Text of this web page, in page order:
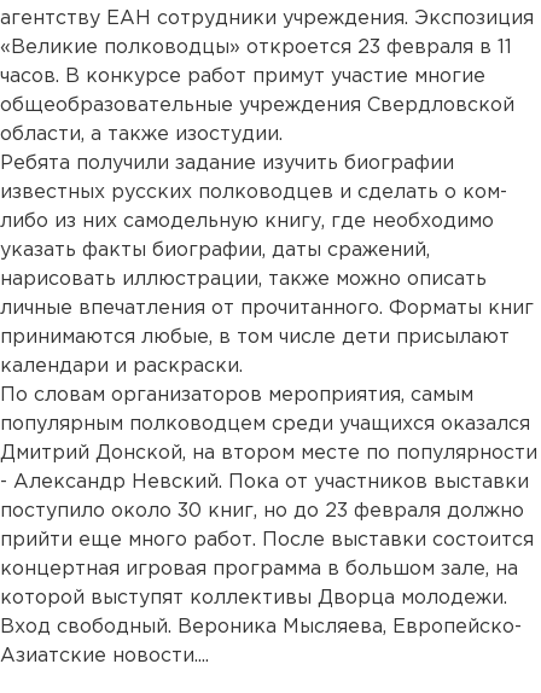
агентству ЕАН сотрудники учреждения. Экспозиция
«Великие полководцы» откроется 23 февраля в 11
часов. В конкурсе работ примут участие многие
общеобразовательные учреждения Свердловской
области, а также изостудии.
Ребята получили задание изучить биографии
известных русских полководцев и сделать о ком-
либо из них самодельную книгу, где необходимо
указать факты биографии, даты сражений,
нарисовать иллюстрации, также можно описать
личные впечатления от прочитанного. Форматы книг
принимаются любые, в том числе дети присылают
календари и раскраски.
По словам организаторов мероприятия, самым
популярным полководцем среди учащихся оказался
Дмитрий Донской, на втором месте по популярности
- Александр Невский. Пока от участников выставки
поступило около 30 книг, но до 23 февраля должно
прийти еще много работ. После выставки состоится
концертная игровая программа в большом зале, на
которой выступят коллективы Дворца молодежи.
Вход свободный. Вероника Мысляева, Европейско-
Азиатские новости....